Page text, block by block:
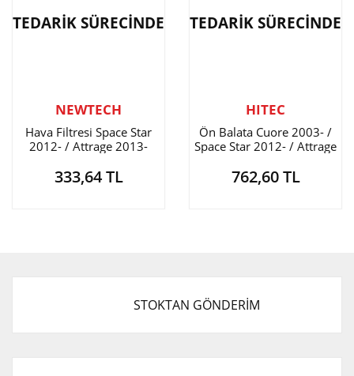
TEDARİK SÜRECİNDE
NEWTECH
Hava Filtresi Space Star
2012- / Attrage 2013-
333,64 TL
TEDARİK SÜRECİNDE
HITEC
Ön Balata Cuore 2003- /
Space Star 2012- / Attrage
762,60 TL
STOKTAN GÖNDERİM